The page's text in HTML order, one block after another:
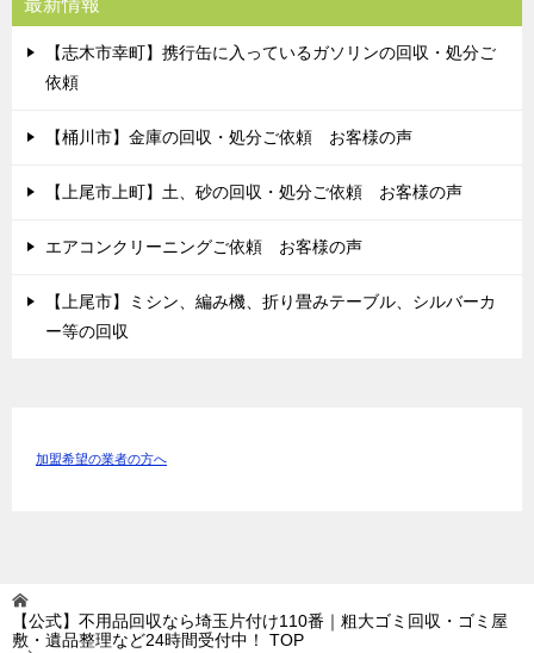
【志木市幸町】携行缶に入っているガソリンの回収・処分ご
依頼
【桶川市】金庫の回収・処分ご依頼 お客様の声
【上尾市上町】土、砂の回収・処分ご依頼 お客様の声
エアコンクリーニングご依頼 お客様の声
【上尾市】ミシン、編み機、折り畳みテーブル、シルバーカ
ー等の回収
加盟希望の業者の方へ
【公式】不用品回収なら埼玉片付け110番｜粗大ゴミ回収・ゴミ屋
敷・遺品整理など24時間受付中！
TOP